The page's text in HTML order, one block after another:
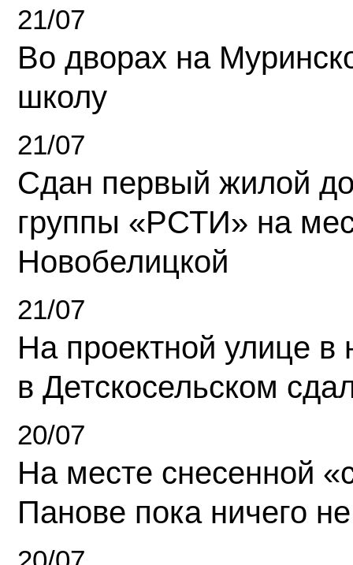
21/07
Во дворах на
школу
21/07
Сдан первый жилой
группы «РСТИ» на
Новобелицкой
21/07
На проектной улице
в Детскосельском
20/07
На месте снесенной
Панове пока ничего